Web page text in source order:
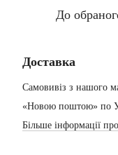
До
Доставка
Самовивіз з нашого
«Новою поштою» по
Більше інформації